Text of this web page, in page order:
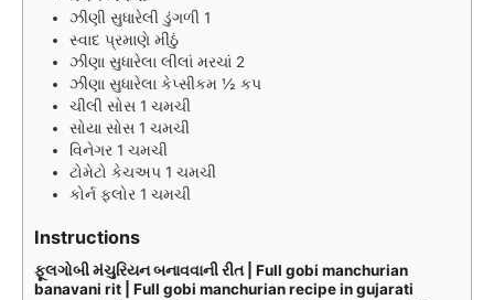
ઝીણી સુધારેલી ડુંગળી 1
સ્વાદ પ્રમાણે મીઠું
ઝીણા સુધારેલા લીલાં મરચાં 2
ઝીણા સુધારેલા કેપ્સીકમ ½ કપ
ચીલી સોસ 1 ચમચી
સોયા સોસ 1 ચમચી
વિનેગર 1 ચમચી
ટોમેટો કેચઅપ 1 ચમચી
કોર્ન ફ્લોર 1 ચમચી
Instructions
ફૂલગોબી મંચુરિયન બનાવવાની રીત | Full gobi manchurian
banavani rit | Full gobi manchurian recipe in gujarati